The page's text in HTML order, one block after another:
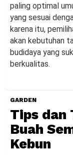
paling optimal
yang sesuai
karena itu,
akan kebutuhan
budidaya yang
berkualitas.
GARDEN
Tips dan
Buah
Kebun